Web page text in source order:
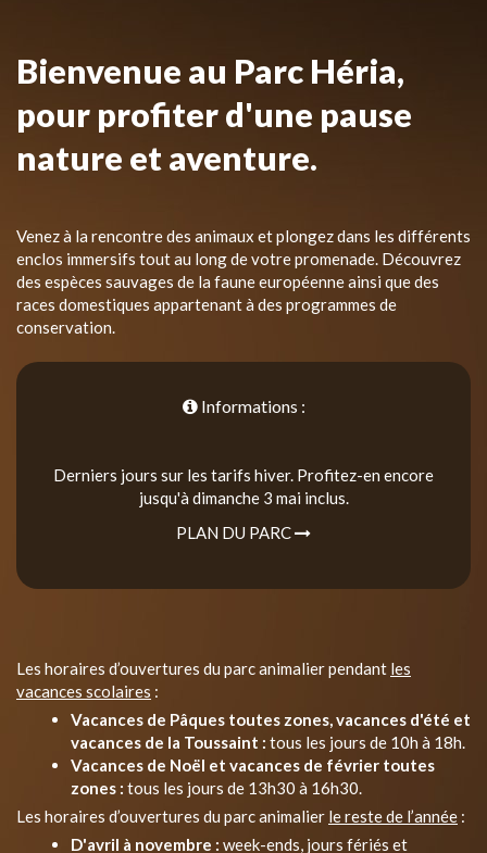
Bienvenue au Parc Héria,
pour profiter d'une pause
nature et aventure.
Venez à la rencontre des animaux et plongez dans les différents
enclos immersifs tout au long de votre promenade. Découvrez
des espèces sauvages de la faune européenne ainsi que des
races domestiques appartenant à des programmes de
conservation.
Informations :
Derniers jours sur les tarifs hiver. Profitez-en encore
jusqu'à dimanche 3 mai inclus.
PLAN DU PARC
Les horaires d’ouvertures du parc animalier pendant les
vacances scolaires :
Vacances de Pâques toutes zones, vacances d'été et
vacances de la Toussaint : tous les jours de 10h à 18h.
Vacances de Noël et vacances de février toutes
zones : tous les jours de 13h30 à 16h30.
Les horaires d’ouvertures du parc animalier le reste de l’année :
D'avril à novembre : week-ends, jours fériés et